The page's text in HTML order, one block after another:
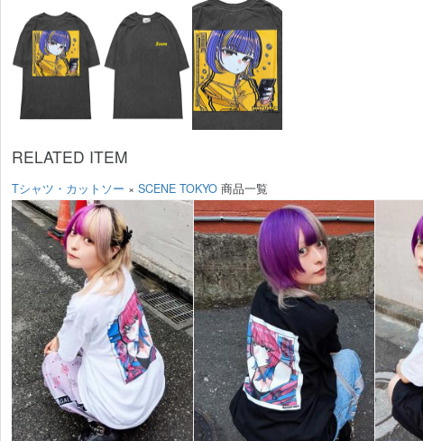
RELATED ITEM
Tシャツ・カットソー × SCENE TOKYO 商品一覧